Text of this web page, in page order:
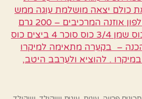
כולם יצאה מושלמת עוגה ממש
קלה מאת – מזל חלפון אוזנה המרכיבים – 200 גרם
שוקולד מריר חצי כוס שמן 3/4 כוס סוכר 4 ביצים כוס
– בקערה מתאימה למיקרו
. להוציא ולערבב היטב,